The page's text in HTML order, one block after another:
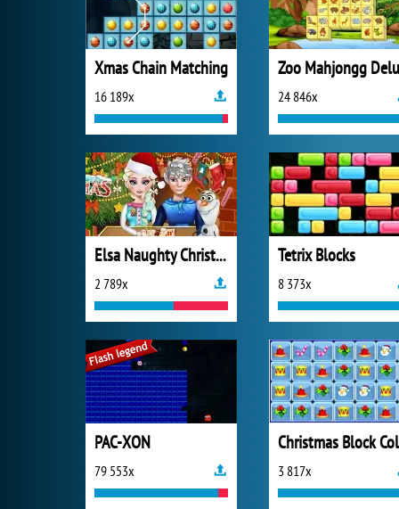
Xmas Chain Matching
16 189x 24 846x
Elsa Naughty Christmas
2 789x
Tetrix Blocks
8 373x
PAC-XON
79 553x 3 817x